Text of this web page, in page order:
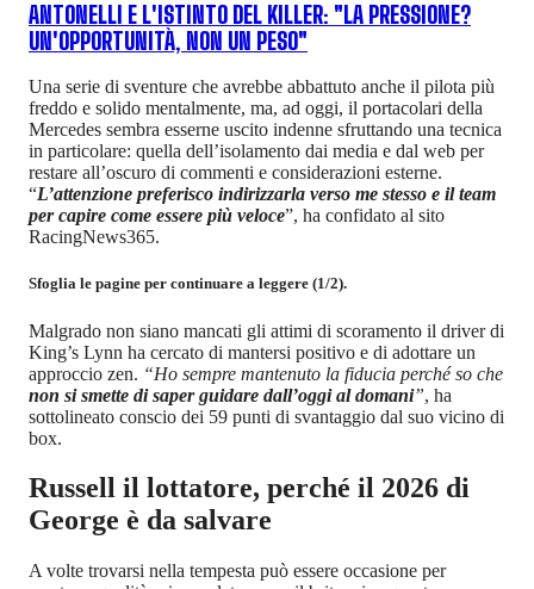
ANTONELLI E L'ISTINTO DEL KILLER: "LA PRESSIONE?
UN'OPPORTUNITÀ, NON UN PESO"
Una serie di sventure che avrebbe abbattuto anche il pilota più
freddo e solido mentalmente, ma, ad oggi, il portacolari della
Mercedes sembra esserne uscito indenne sfruttando una tecnica
in particolare: quella dell’isolamento dai media e dal web per
restare all’oscuro di commenti e considerazioni esterne.
“L’attenzione preferisco indirizzarla verso me stesso e il team
per capire come essere più veloce”, ha confidato al sito
RacingNews365.
Sfoglia le pagine per continuare a leggere (1/2).
Malgrado non siano mancati gli attimi di scoramento il driver di
King’s Lynn ha cercato di mantersi positivo e di adottare un
approccio zen. “Ho sempre mantenuto la fiducia perché so che
non si smette di saper guidare dall’oggi al domani”, ha
sottolineato conscio dei 59 punti di svantaggio dal suo vicino di
box.
Russell il lottatore, perché il 2026 di
George è da salvare
A volte trovarsi nella tempesta può essere occasione per